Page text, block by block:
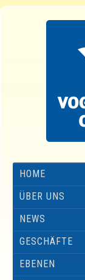
HOME
ÜBER UNS
NEWS
GESCHÄFTE
EBENEN